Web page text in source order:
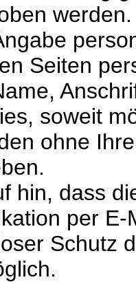
Seiten
soweit
ohne
hin, dass
per
Schutz